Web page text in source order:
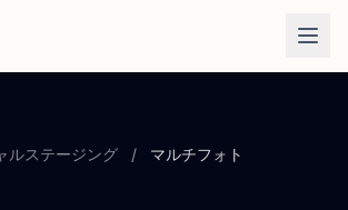
ロードして、スタイル案を作成します。
ルステージング / マルチフォト